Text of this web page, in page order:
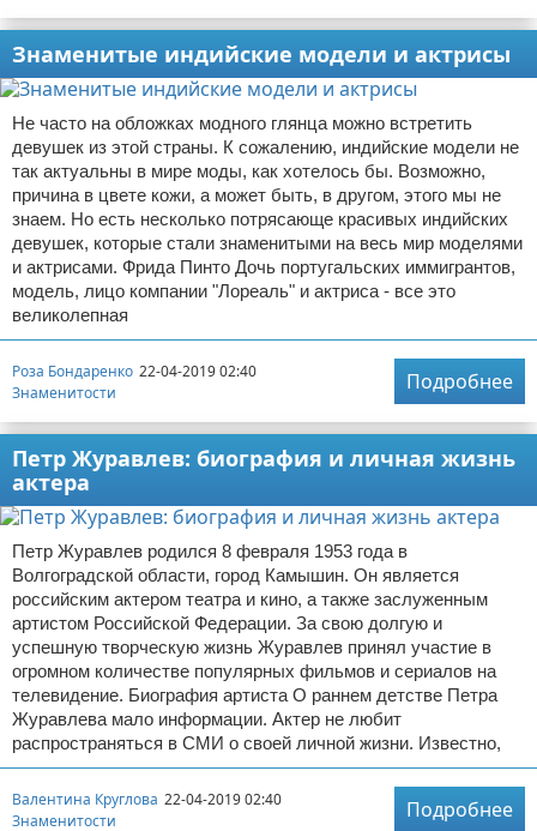
Знаменитые индийские модели и актрисы
Не часто на обложках модного глянца можно встретить
девушек из этой страны. К сожалению, индийские модели не
так актуальны в мире моды, как хотелось бы. Возможно,
причина в цвете кожи, а может быть, в другом, этого мы не
знаем. Но есть несколько потрясающе красивых индийских
девушек, которые стали знаменитыми на весь мир моделями
и актрисами. Фрида Пинто Дочь португальских иммигрантов,
модель, лицо компании "Лореаль" и актриса - все это
великолепная
Роза Бондаренко 22-04-2019 02:40
Знаменитости
Подробнее
Петр Журавлев: биография и личная жизнь
актера
Петр Журавлев родился 8 февраля 1953 года в
Волгоградской области, город Камышин. Он является
российским актером театра и кино, а также заслуженным
артистом Российской Федерации. За свою долгую и
успешную творческую жизнь Журавлев принял участие в
огромном количестве популярных фильмов и сериалов на
телевидение. Биография артиста О раннем детстве Петра
Журавлева мало информации. Актер не любит
распространяться в СМИ о своей личной жизни. Известно,
Валентина Круглова 22-04-2019 02:40
Знаменитости
Подробнее